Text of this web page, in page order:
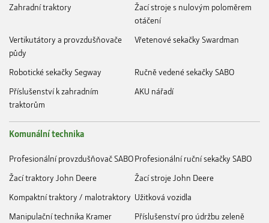
Zahradní traktory
Žací stroje s nulovým poloměrem
otáčení
Vertikutátory a provzdušňovače
půdy
Vřetenové sekačky Swardman
Robotické sekačky Segway
Ručně vedené sekačky SABO
Příslušenství k zahradním
traktorům
AKU nářadí
Komunální technika
Profesionální provzdušňovač SABOProfesionální ruční sekačky SABO
Žací traktory John Deere
Žací stroje John Deere
Kompaktní traktory / malotraktory Užitková vozidla
Manipulační technika Kramer
Příslušenství pro údržbu zeleně